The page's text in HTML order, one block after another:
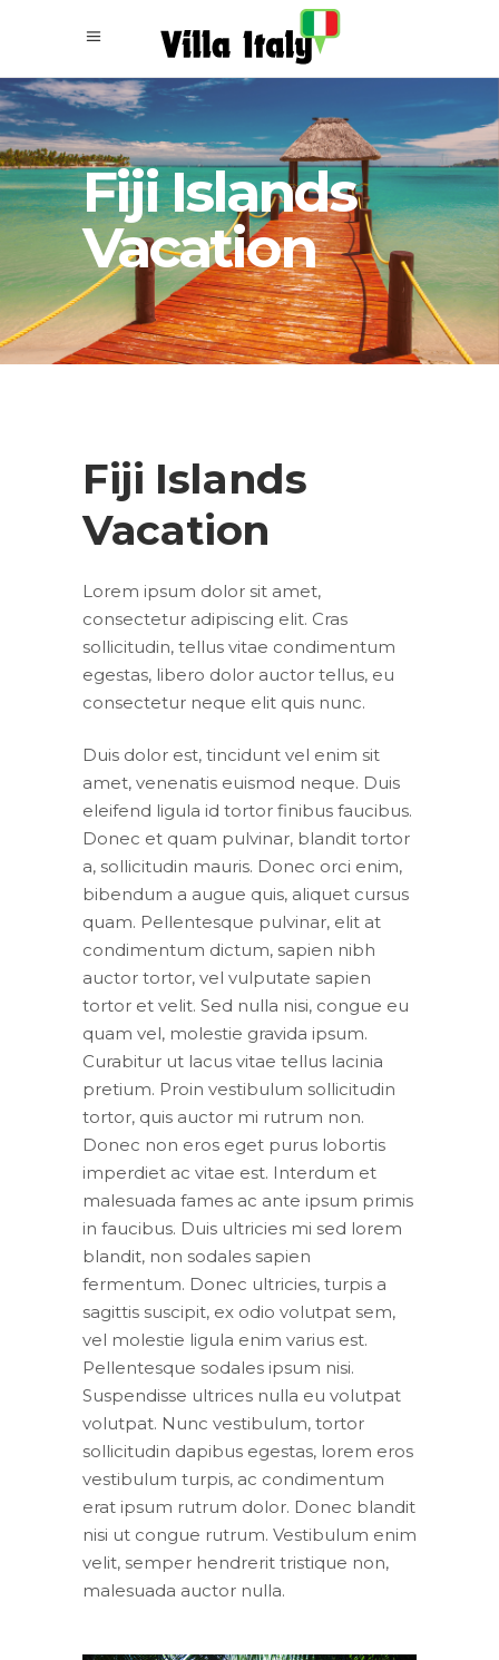
Fiji Islands
Vacation
Fiji Islands
Vacation
Lorem ipsum dolor sit amet,
consectetur adipiscing elit. Cras
sollicitudin, tellus vitae condimentum
egestas, libero dolor auctor tellus, eu
consectetur neque elit quis nunc.
Duis dolor est, tincidunt vel enim sit
amet, venenatis euismod neque. Duis
eleifend ligula id tortor finibus faucibus.
Donec et quam pulvinar, blandit tortor
a, sollicitudin mauris. Donec orci enim,
bibendum a augue quis, aliquet cursus
quam. Pellentesque pulvinar, elit at
condimentum dictum, sapien nibh
auctor tortor, vel vulputate sapien
tortor et velit. Sed nulla nisi, congue eu
quam vel, molestie gravida ipsum.
Curabitur ut lacus vitae tellus lacinia
pretium. Proin vestibulum sollicitudin
tortor, quis auctor mi rutrum non.
Donec non eros eget purus lobortis
imperdiet ac vitae est. Interdum et
malesuada fames ac ante ipsum primis
in faucibus. Duis ultricies mi sed lorem
blandit, non sodales sapien
fermentum. Donec ultricies, turpis a
sagittis suscipit, ex odio volutpat sem,
vel molestie ligula enim varius est.
Pellentesque sodales ipsum nisi.
Suspendisse ultrices nulla eu volutpat
volutpat. Nunc vestibulum, tortor
sollicitudin dapibus egestas, lorem eros
vestibulum turpis, ac condimentum
erat ipsum rutrum dolor. Donec blandit
nisi ut congue rutrum. Vestibulum enim
velit, semper hendrerit tristique non,
malesuada auctor nulla.